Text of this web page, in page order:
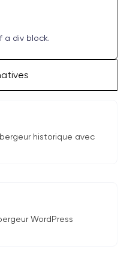
a div block.
historique avec
WordPress